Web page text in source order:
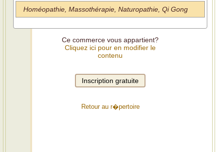
Homéopathie, Massothérapie, Naturopathie, Qi Gong
Ce commerce vous appartient?
Cliquez ici pour en modifier le
contenu
Retour au r�pertoire